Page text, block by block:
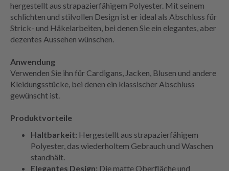
hergestellt aus strapazierfähigem Polyester. Mit seinem
schlichten und stilvollen Design ist er ideal als Abschluss für
Strick- und Häkelarbeiten, bei denen Sie ein elegantes, aber
dezentes Aussehen wünschen.
Anwendung
Verwenden Sie ihn für Cardigans, Jacken, Blusen und andere
Kleidungsstücke, bei denen ein klassischer Abschluss
gewünscht ist.
Produktvorteile
Haltbarkeit: Hergestellt aus strapazierfähigem
Polyester, das wiederholtem Gebrauch und Waschen
standhält.
Elegantes Design: Die matte Oberfläche und